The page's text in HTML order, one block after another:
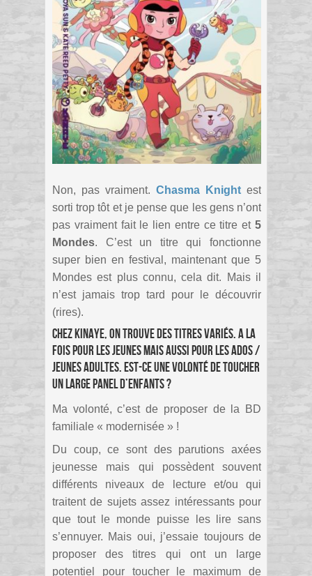
Non, pas vraiment. Chasma Knight est
sorti trop tôt et je pense que les gens n’ont
pas vraiment fait le lien entre ce titre et 5
Mondes. C’est un titre qui fonctionne
super bien en festival, maintenant que 5
Mondes est plus connu, cela dit. Mais il
n’est jamais trop tard pour le découvrir
(rires).
Chez Kinaye, on trouve des titres variés. A la
fois pour les jeunes mais aussi pour les ados /
jeunes adultes. Est-ce une volonté de toucher
un large panel d’enfants ?
Ma volonté, c’est de proposer de la BD
familiale « modernisée » !
Du coup, ce sont des parutions axées
jeunesse mais qui possèdent souvent
différents niveaux de lecture et/ou qui
traitent de sujets assez intéressants pour
que tout le monde puisse les lire sans
s’ennuyer. Mais oui, j’essaie toujours de
proposer des titres qui ont un large
potentiel pour toucher le maximum de